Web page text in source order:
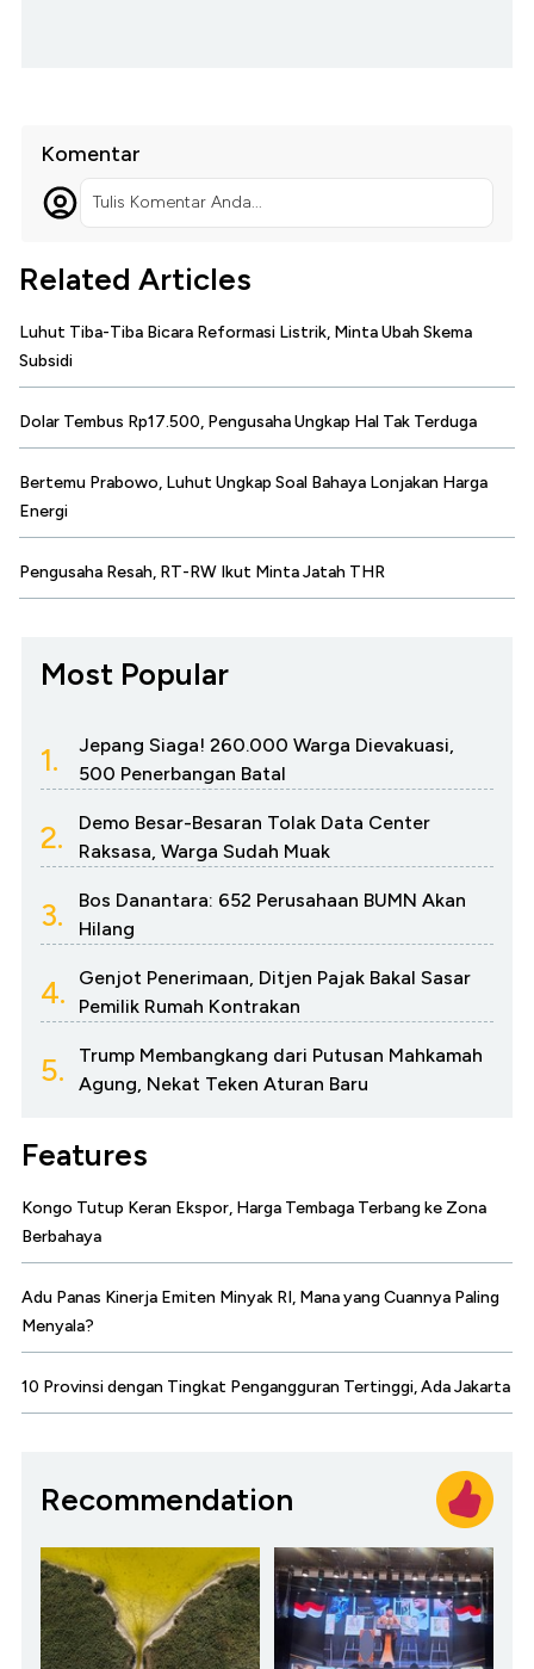
Komentar
Tulis Komentar Anda...
Related Articles
Luhut Tiba-Tiba Bicara Reformasi Listrik, Minta Ubah Skema
Subsidi
Dolar Tembus Rp17.500, Pengusaha Ungkap Hal Tak Terduga
Bertemu Prabowo, Luhut Ungkap Soal Bahaya Lonjakan Harga
Energi
Pengusaha Resah, RT-RW Ikut Minta Jatah THR
Most Popular
1.
Jepang Siaga! 260.000 Warga Dievakuasi,
500 Penerbangan Batal
2.
Demo Besar-Besaran Tolak Data Center
Raksasa, Warga Sudah Muak
3.
Bos Danantara: 652 Perusahaan BUMN Akan
Hilang
4.
Genjot Penerimaan, Ditjen Pajak Bakal Sasar
Pemilik Rumah Kontrakan
5.
Trump Membangkang dari Putusan Mahkamah
Agung, Nekat Teken Aturan Baru
Features
Kongo Tutup Keran Ekspor, Harga Tembaga Terbang ke Zona
Berbahaya
Adu Panas Kinerja Emiten Minyak RI, Mana yang Cuannya Paling
Menyala?
10 Provinsi dengan Tingkat Pengangguran Tertinggi, Ada Jakarta
Recommendation